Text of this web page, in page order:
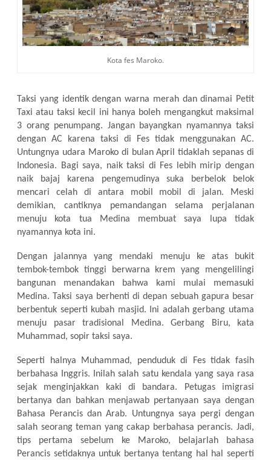
Kota fes Maroko.
Taksi yang identik dengan warna merah dan dinamai Petit
Taxi atau taksi kecil ini hanya boleh mengangkut maksimal
3 orang penumpang. Jangan bayangkan nyamannya taksi
dengan AC karena taksi di Fes tidak menggunakan AC.
Untungnya udara Maroko di bulan April tidaklah sepanas di
Indonesia. Bagi saya, naik taksi di Fes lebih mirip dengan
naik bajaj karena pengemudinya suka berbelok belok
mencari celah di antara mobil mobil di jalan. Meski
demikian, cantiknya pemandangan selama perjalanan
menuju kota tua Medina membuat saya lupa tidak
nyamannya kota ini.
Dengan jalannya yang mendaki menuju ke atas bukit
tembok-tembok tinggi berwarna krem yang mengelilingi
bangunan menandakan bahwa kami mulai memasuki
Medina. Taksi saya berhenti di depan sebuah gapura besar
berbentuk seperti kubah masjid. Ini adalah gerbang utama
menuju pasar tradisional Medina. Gerbang Biru, kata
Muhammad, sopir taksi saya.
Seperti halnya Muhammad, penduduk di Fes tidak fasih
berbahasa Inggris. Inilah salah satu kendala yang saya rasa
sejak menginjakkan kaki di bandara. Petugas imigrasi
bertanya dan bahkan menjawab pertanyaan saya dengan
Bahasa Perancis dan Arab. Untungnya saya pergi dengan
salah seorang teman yang cakap berbahasa perancis. Jadi,
tips pertama sebelum ke Maroko, belajarlah bahasa
Perancis setidaknya untuk bertanya tentang hal hal seperti